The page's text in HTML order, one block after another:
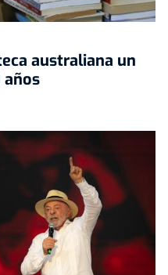
australiana un
años